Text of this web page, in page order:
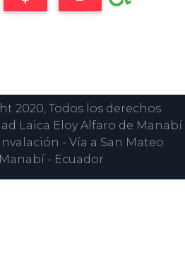
2020, Todos los derechos
Laica Eloy Alfaro de Manabí
- Vía a San Mateo
- Ecuador